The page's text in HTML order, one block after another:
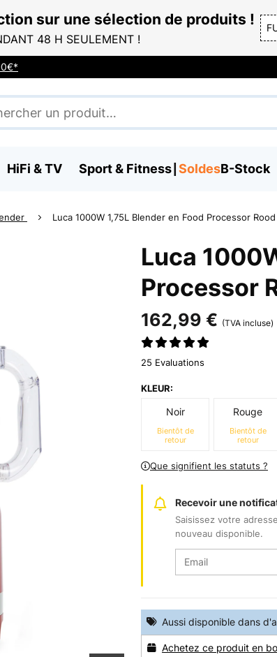
sur une sélection de produits !
48 H SEULEMENT !
HiFi & TV Sport & Fitness SoldesB-Stock
Luca 1000W 1,75L Blender en Food Processor Rood
Luca
Processor
162,99 € (TVA incluse)
25 Evaluations
KLEUR:
Noir
Bientôt de
retour
Rouge
Bientôt de
retour
Que signifient les statuts ?
Recevoir une
Saisissez votre
nouveau disponible.
Aussi disponible dans
Achetez ce produit en